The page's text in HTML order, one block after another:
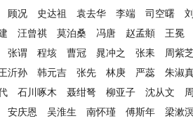
顾况 史达祖 袁去华 李端 司空曙
汪曾祺 莫泊桑 冯唐 赵孟頫 王冕
张谓 程垓 曹冠 晁冲之 张耒 周紫
沂孙 韩元吉 张先 林庚 严蕊 朱淑
石川啄木 聂绀弩 柳亚子 沈从文
安庆恩 吴淮生 南怀瑾 傅斯年 梁漱